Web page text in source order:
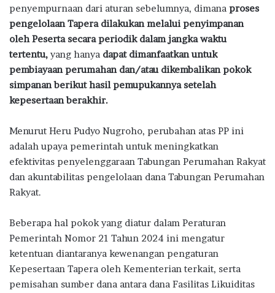
penyempurnaan dari aturan sebelumnya, dimana proses
pengelolaan Tapera dilakukan melalui penyimpanan
oleh Peserta secara periodik dalam jangka waktu
tertentu, yang hanya dapat dimanfaatkan untuk
pembiayaan perumahan dan/atau dikembalikan pokok
simpanan berikut hasil pemupukannya setelah
kepesertaan berakhir.
Menurut Heru Pudyo Nugroho, perubahan atas PP ini
adalah upaya pemerintah untuk meningkatkan
efektivitas penyelenggaraan Tabungan Perumahan Rakyat
dan akuntabilitas pengelolaan dana Tabungan Perumahan
Rakyat.
Beberapa hal pokok yang diatur dalam Peraturan
Pemerintah Nomor 21 Tahun 2024 ini mengatur
ketentuan diantaranya kewenangan pengaturan
Kepesertaan Tapera oleh Kementerian terkait, serta
pemisahan sumber dana antara dana Fasilitas Likuiditas